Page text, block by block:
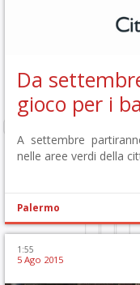
Da
gioco per i
A settembre
nelle aree verdi della
Palermo
1:55
5 Ago 2015